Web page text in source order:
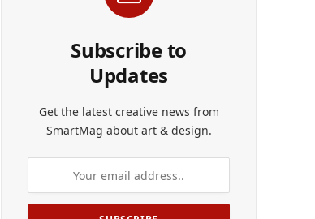
Subscribe to
Updates
Get the latest creative news from
SmartMag about art & design.